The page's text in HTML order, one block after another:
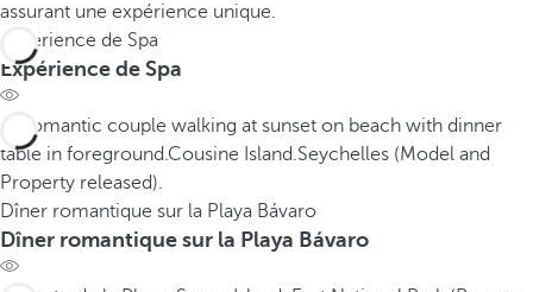
assurant une expérience unique.
Expérience de Spa
Expérience de Spa
Dîner romantique sur la Playa Bávaro
Dîner romantique sur la Playa Bávaro